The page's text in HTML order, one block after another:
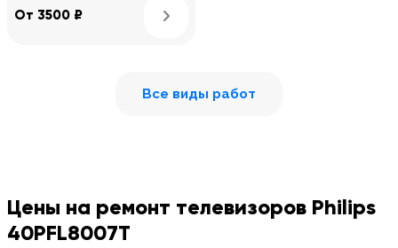
От 3500 ₽
Все виды работ
Цены на ремонт телевизоров Philips
40PFL8007T